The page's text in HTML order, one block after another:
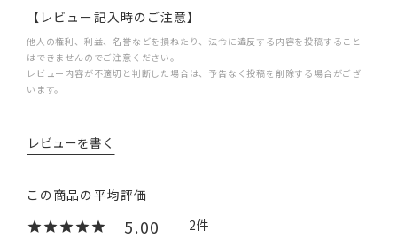
【レビュー記入時のご注意】
他人の権利、利益、名誉などを損ねたり、法令に違反する内容を投稿すること
はできませんのでご注意ください。
レビュー内容が不適切と判断した場合は、予告なく投稿を削除する場合がござ
います。
5.00 2
レビューを書く